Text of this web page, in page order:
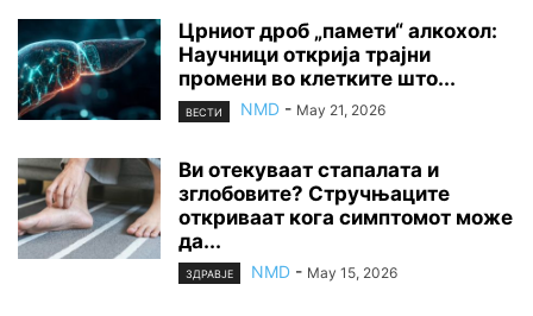
Црниот дроб „памети“ алкохол:
Научници открија трајни
промени во клетките што...
ВЕСТИ NMD - May 21, 2026
Ви отекуваат стапалата и
зглобовите? Стручњаците
откриваат кога симптомот може
да...
ЗДРАВЈЕ NMD - May 15, 2026